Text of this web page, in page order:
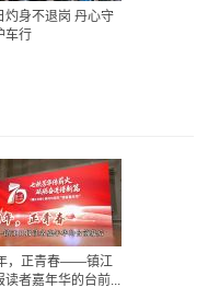
灼身不退岗 丹心守
车行
，正青春——镇江
读者嘉年华的台前...